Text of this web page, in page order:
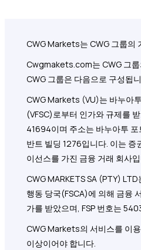
CWG Markets는 CWG 그룹의
Cwgmakets.com는 CWG 그
CWG 그룹은 다음으로 구성됩
CWG Markets (VU)는 바누아
(VFSC)로부터 인가와 규제를
41694이며 주소는 바누아투
반트 빌딩 1276입니다. 이는 증
이선스를 가진 금융 거래 회사
CWG MARKETS SA (PTY)
행동 당국(FSCA)에 의해 금융
가를 받았으며, FSP 번호는
CWG Markets의 서비스를 이
이상이어야 합니다.